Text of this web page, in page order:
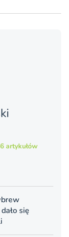
artykułów
się